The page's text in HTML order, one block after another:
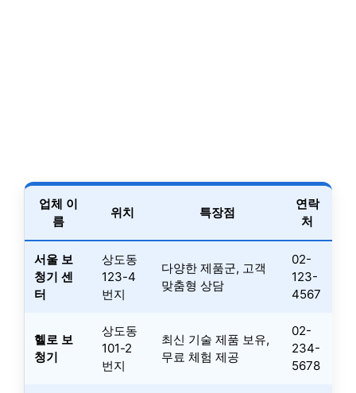
업체 이
름
위치 특장점
연락
처
서울 보
청기 센
터
상도동
123-4
번지
다양한 제품군, 고객
맞춤형 상담
02-
123-
4567
헬로 보
청기
상도동
101-2
번지
최신 기술 제품 보유,
무료 체험 제공
02-
234-
5678